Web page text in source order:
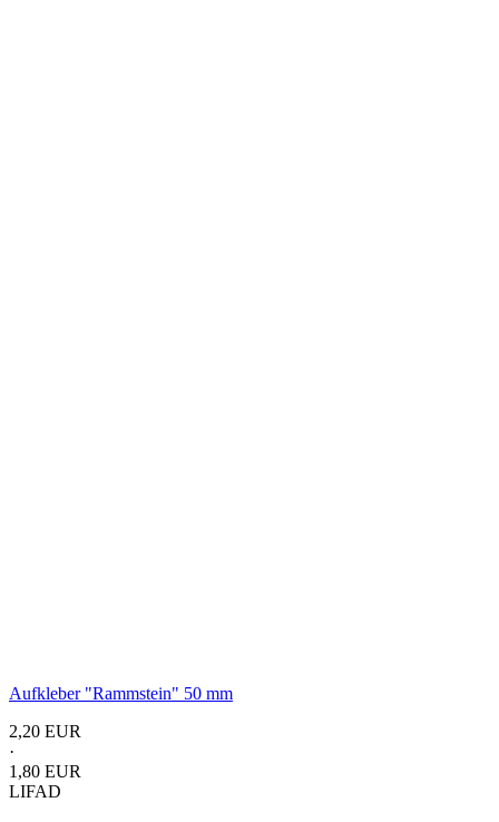
Aufkleber "Rammstein" 50 mm
2,20 EUR
·
1,80 EUR
LIFAD